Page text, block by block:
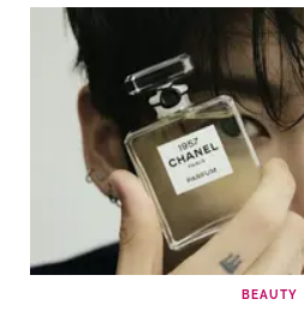
BEAUTY